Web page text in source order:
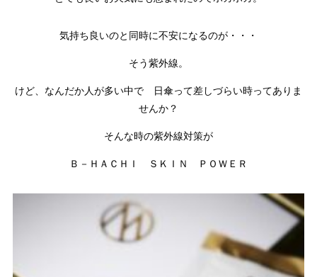
気持ち良いのと同時に不安になるのが・・・
そう紫外線。
けど、なんだか人が多い中で 日傘って差しづらい時ってありま
せんか？
そんな時の紫外線対策が
Ｂ－ＨＡＣＨＩ ＳＫＩＮ ＰＯＷＥＲ